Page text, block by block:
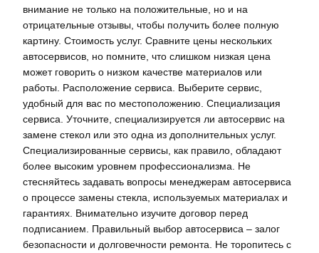
внимание не только на положительные, но и на
отрицательные отзывы, чтобы получить более полную
картину. Стоимость услуг. Сравните цены нескольких
автосервисов, но помните, что слишком низкая цена
может говорить о низком качестве материалов или
работы. Расположение сервиса. Выберите сервис,
удобный для вас по местоположению. Специализация
сервиса. Уточните, специализируется ли автосервис на
замене стекол или это одна из дополнительных услуг.
Специализированные сервисы, как правило, обладают
более высоким уровнем профессионализма. Не
стесняйтесь задавать вопросы менеджерам автосервиса
о процессе замены стекла, используемых материалах и
гарантиях. Внимательно изучите договор перед
подписанием. Правильный выбор автосервиса – залог
безопасности и долговечности ремонта. Не торопитесь с